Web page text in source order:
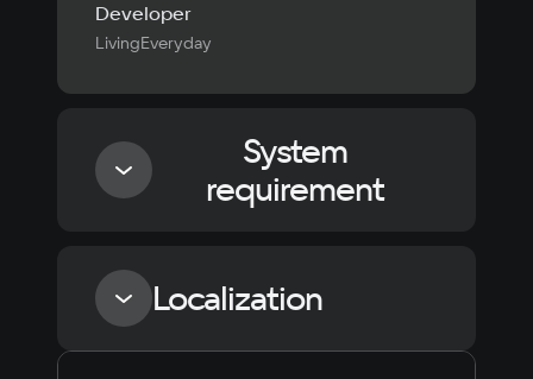
Developer
LivingEveryday
System
requirement
Minimum
Processor
Localization